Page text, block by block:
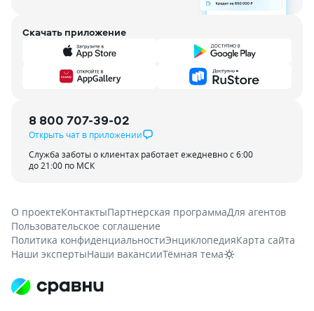
Скачать приложение
8 800 707-39-02
Открыть чат в приложении
Служба заботы о клиентах работает ежедневно с 6:00
до 21:00 по МСК
О проектеКонтактыПартнерская программаДля агентов
Пользовательское соглашение
Политика конфиденциальностиЭнциклопедияКарта сайта
Наши экспертыНаши вакансииТёмная тема